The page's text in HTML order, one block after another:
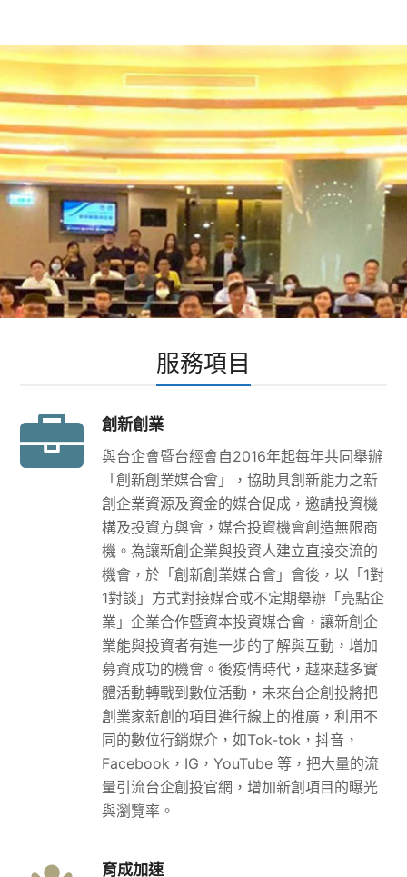
服務項目
創新創業
與台企會暨台經會自2016年起每年共同舉辦
「創新創業媒合會」，協助具創新能力之新
創企業資源及資金的媒合促成，邀請投資機
構及投資方與會，媒合投資機會創造無限商
機。為讓新創企業與投資人建立直接交流的
機會，於「創新創業媒合會」會後，以「1對
1對談」方式對接媒合或不定期舉辦「亮點企
業」企業合作暨資本投資媒合會，讓新創企
業能與投資者有進一步的了解與互動，增加
募資成功的機會。後疫情時代，越來越多實
體活動轉戰到數位活動，未來台企創投將把
創業家新創的項目進行線上的推廣，利用不
同的數位行銷媒介，如Tok-tok，抖音，
Facebook，IG，YouTube 等，把大量的流
量引流台企創投官網，增加新創項目的曝光
與瀏覽率。
育成加速